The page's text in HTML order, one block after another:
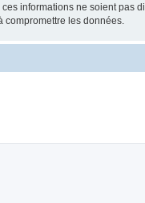
informations ne soient pas
compromettre les données.